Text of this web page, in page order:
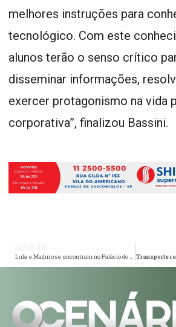
melhores instruções para
tecnológico. Com este
alunos terão o senso crítico
disseminar informações,
exercer protagonismo na vida
corporativa”, finalizou Bassini.
Lula e Maduro se encontram no Palácio do Planalto, marcando um “momento histórico”